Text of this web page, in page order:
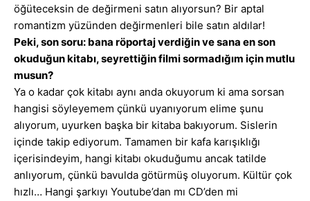
öğüteceksin de değirmeni satın alıyorsun? Bir aptal
romantizm yüzünden değirmenleri bile satın aldılar!
Peki, son soru: bana röportaj verdiğin ve sana en son
okuduğun kitabı, seyrettiğin filmi sormadığım için mutlu
musun?
Ya o kadar çok kitabı aynı anda okuyorum ki ama sorsan
hangisi söyleyemem çünkü uyanıyorum elime şunu
alıyorum, uyurken başka bir kitaba bakıyorum. Sislerin
içinde takip ediyorum. Tamamen bir kafa karışıklığı
içerisindeyim, hangi kitabı okuduğumu ancak tatilde
anlıyorum, çünkü bavulda götürmüş oluyorum. Kültür çok
hızlı… Hangi şarkıyı Youtube’dan mı CD’den mi